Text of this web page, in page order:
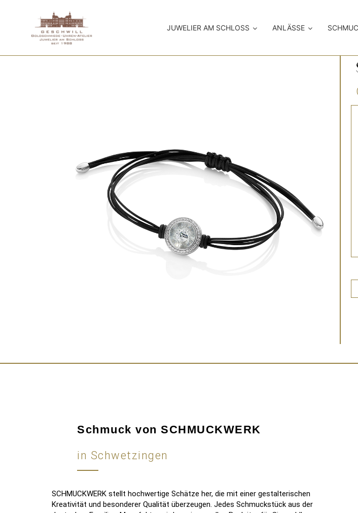
JUWELIER AM SCHLOSS ANLÄSSE
Schmuck von SCHMUCKWERK
in Schwetzingen
SCHMUCKWERK stellt hochwertige Schätze her, die mit einer gestalterischen
Kreativität und besonderer Qualität überzeugen. Jedes Schmuckstück aus der